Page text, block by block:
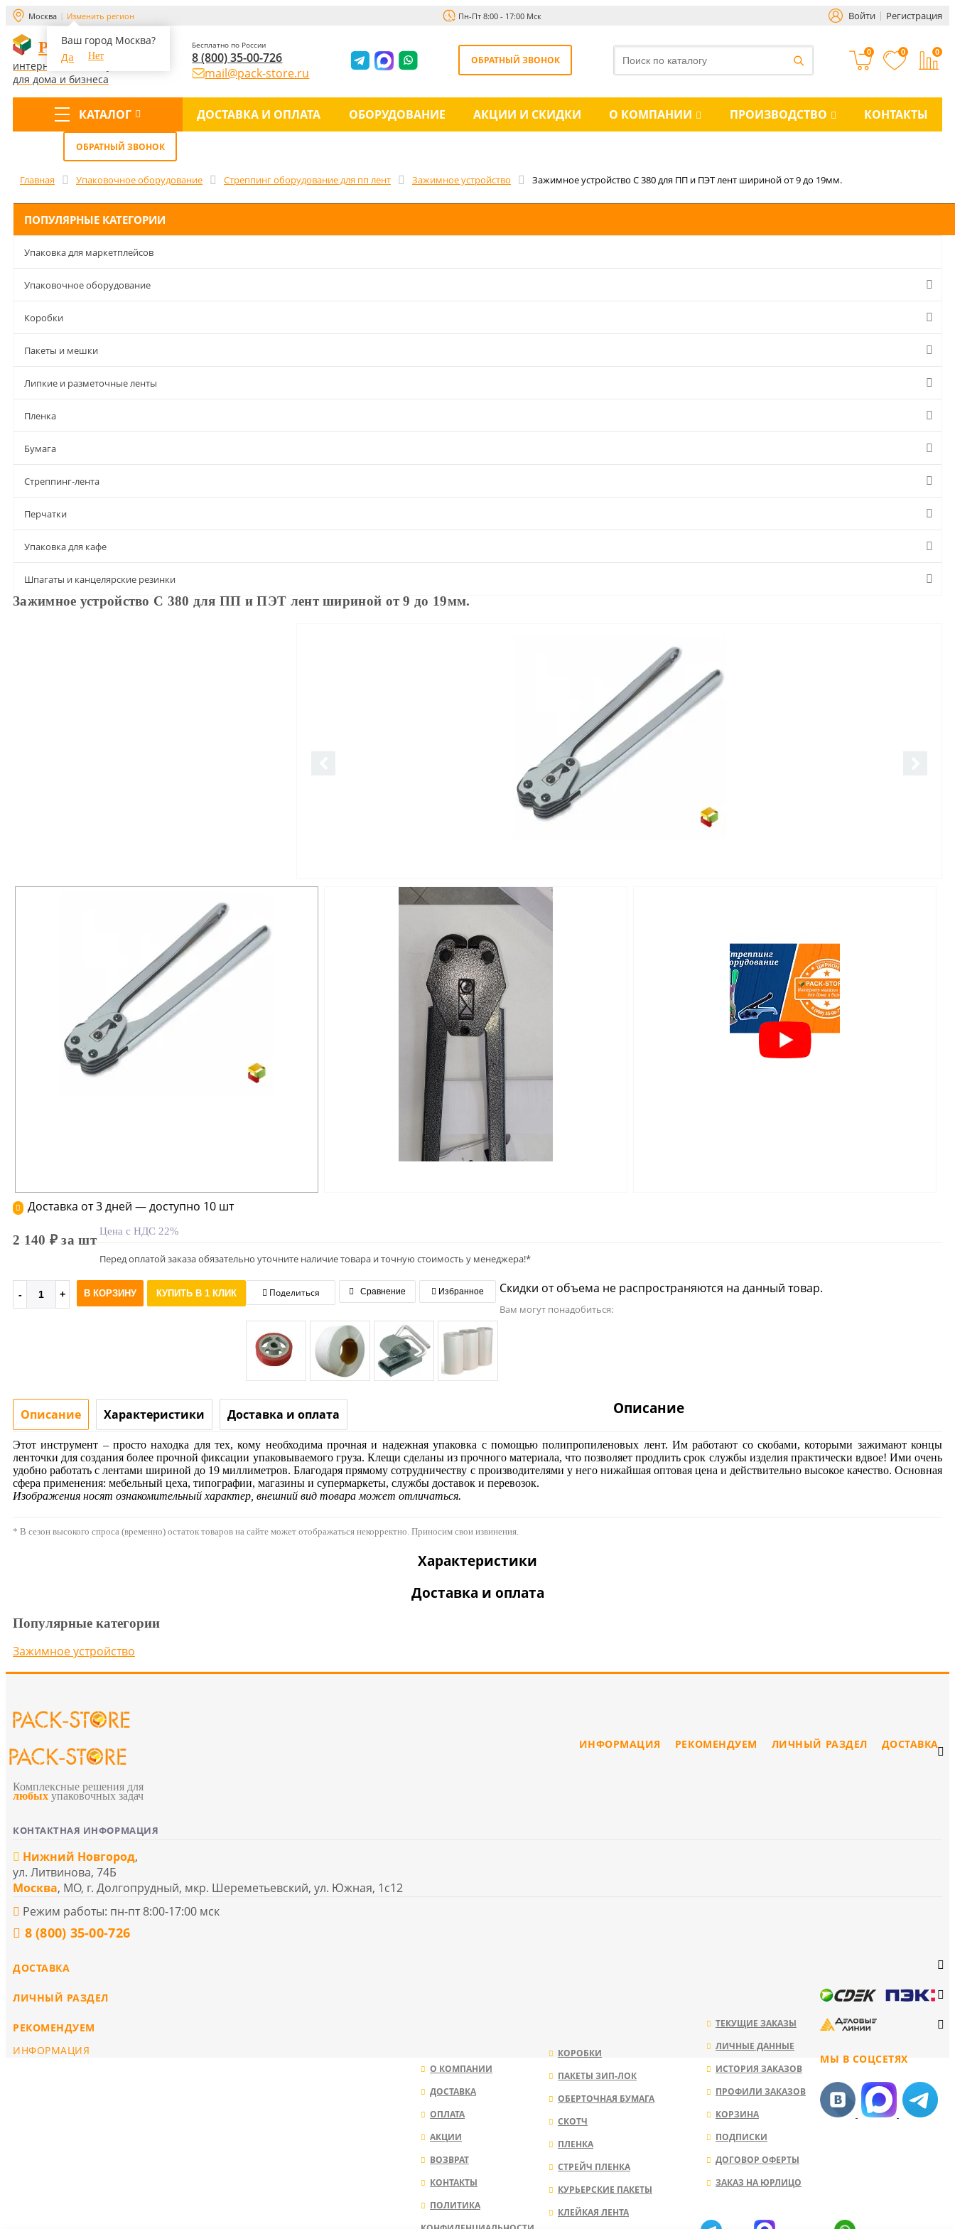
Москва Изменить регион
Ваш город Москва?
Да
Нет
Пн-Пт 8:00 - 17:00 Мск Войти Регистрация
PACK-STORE
интернет-магазин упаковки
для дома и бизнеса
Бесплатно по России
8 (800) 35-00-726
mail@pack-store.ru
ОБРАТНЫЙ ЗВОНОК
0 0 0
КАТАЛОГ ДОСТАВКА И ОПЛАТА ОБОРУДОВАНИЕ АКЦИИ И СКИДКИ О КОМПАНИИ ПРОИЗВОДСТВО КОНТАКТЫ
ОБРАТНЫЙ ЗВОНОК
Главная Упаковочное оборудование Стреппинг оборудование для пп лент Зажимное устройство Зажимное устройство С 380 для ПП и ПЭТ лент шириной от 9 до 19мм.
ПОПУЛЯРНЫЕ КАТЕГОРИИ
Упаковка для маркетплейсов
Упаковочное оборудование
Коробки
Пакеты и мешки
Липкие и разметочные ленты
Пленка
Бумага
Стреппинг-лента
Перчатки
Упаковка для кафе
Шпагаты и канцелярские резинки
Зажимное устройство С 380 для ПП и ПЭТ лент шириной от 9 до 19мм.
Доставка от 3 дней — доступно 10 шт
2 140 ₽ за шт
Цена с НДС 22%
Перед оплатой заказа обязательно уточните наличие товара и точную стоимость у менеджера!*
В КОРЗИНУ КУПИТЬ В 1 КЛИК Поделиться Сравнение Избранное Скидки от объема не распространяются на данный товар.
Вам могут понадобиться:
Описание Характеристики Доставка и оплата Описание
Этот инструмент – просто находка для тех, кому необходима прочная и надежная упаковка с помощью полипропиленовых лент. Им работают со скобами, которыми зажимают концы
ленточки для создания более прочной фиксации упаковываемого груза. Клещи сделаны из прочного материала, что позволяет продлить срок службы изделия практически вдвое! Ими очень
удобно работать с лентами шириной до 19 миллиметров. Благодаря прямому сотрудничеству с производителями у него нижайшая оптовая цена и действительно высокое качество. Основная
сфера применения: мебельный цеха, типографии, магазины и супермаркеты, службы доставок и перевозок.
Изображения носят ознакомительный характер, внешний вид товара может отличаться.
* В сезон высокого спроса (временно) остаток товаров на сайте может отображаться некорректно. Приносим свои извинения.
Характеристики
Доставка и оплата
Популярные категории
Зажимное устройство
ДОСТАВКА
ЛИЧНЫЙ РАЗДЕЛ
РЕКОМЕНДУЕМ
ИНФОРМАЦИЯ
Комплексные решения для
любых упаковочных задач
КОНТАКТНАЯ ИНФОРМАЦИЯ
Нижний Новгород,
ул. Литвинова, 74Б
Москва, МО, г. Долгопрудный, мкр. Шереметьевский, ул. Южная, 1с12
Режим работы: пн-пт 8:00-17:00 мск
8 (800) 35-00-726
ДОСТАВКА
МЫ В СОЦСЕТЯХ
ЛИЧНЫЙ РАЗДЕЛ
ТЕКУЩИЕ ЗАКАЗЫ
ЛИЧНЫЕ ДАННЫЕ
ИСТОРИЯ ЗАКАЗОВ
ПРОФИЛИ ЗАКАЗОВ
КОРЗИНА
ПОДПИСКИ
ДОГОВОР ОФЕРТЫ
ЗАКАЗ НА ЮРЛИЦО
РЕКОМЕНДУЕМ
КОРОБКИ
ПАКЕТЫ ЗИП-ЛОК
ОБЕРТОЧНАЯ БУМАГА
СКОТЧ
ПЛЕНКА
СТРЕЙЧ ПЛЕНКА
КУРЬЕРСКИЕ ПАКЕТЫ
КЛЕЙКАЯ ЛЕНТА
ИНФОРМАЦИЯ
О КОМПАНИИ
ДОСТАВКА
ОПЛАТА
АКЦИИ
ВОЗВРАТ
КОНТАКТЫ
ПОЛИТИКА